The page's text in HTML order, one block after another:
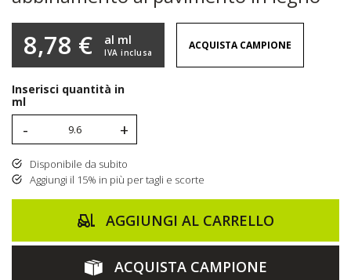
8,78 € IVA inclusa
al ml ACQUISTA CAMPIONE
Inserisci quantità in
ml
- +
Disponibile da subito
Aggiungi il 15% in più per tagli e scorte
AGGIUNGI AL CARRELLO
ACQUISTA CAMPIONE